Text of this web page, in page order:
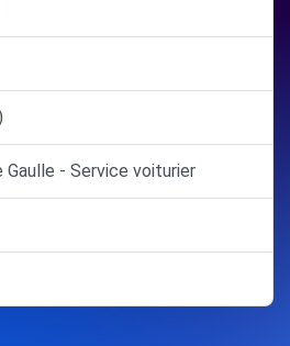
Gaulle - Service voiturier